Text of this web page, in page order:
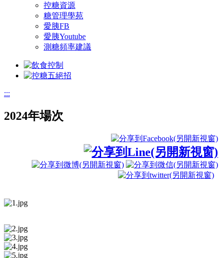
控糖資源
糖管理學苑
愛胰FB
愛胰Youtube
測糖頻率建議
:::
2024年場次